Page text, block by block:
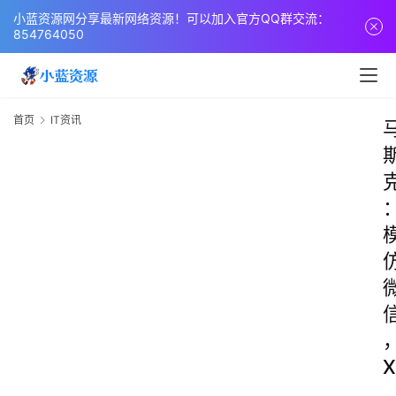
小蓝资源网分享最新网络资源！可以加入官方QQ群交流：
854764050
首页 IT资讯
X